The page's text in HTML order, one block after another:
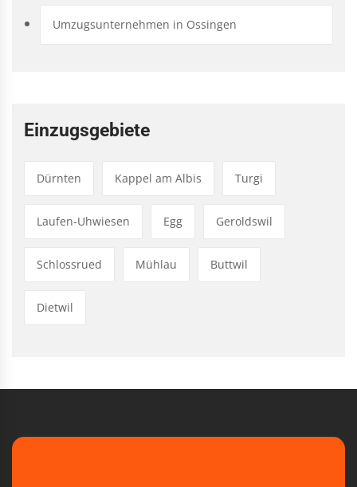
Umzugsunternehmen in Ossingen
Einzugsgebiete
Dürnten Kappel am Albis Turgi
Laufen-Uhwiesen Egg Geroldswil
Schlossrued Mühlau Buttwil
Dietwil